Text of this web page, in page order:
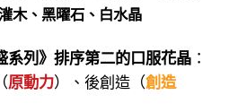
木、黑曜石、白水晶
系列》排序第二的口服花晶 ：
原動力）、後創造（創造